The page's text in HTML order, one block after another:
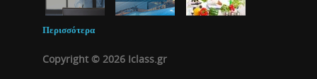
Περισσότερα
Copyright © 2026 Iclass.gr